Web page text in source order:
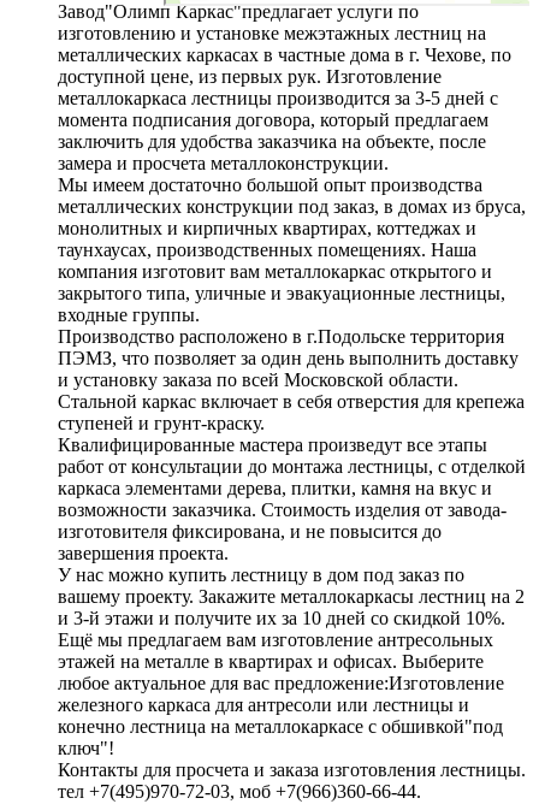
Завод"Олимп Каркас"предлагает услуги по
изготовлению и установке межэтажных лестниц на
металлических каркасах в частные дома в г. Чехове, по
доступной цене, из первых рук. Изготовление
металлокаркаса лестницы производится за 3-5 дней с
момента подписания договора, который предлагаем
заключить для удобства заказчика на объекте, после
замера и просчета металлоконструкции.
Мы имеем достаточно большой опыт производства
металлических конструкции под заказ, в домах из бруса,
монолитных и кирпичных квартирах, коттеджах и
таунхаусах, производственных помещениях. Наша
компания изготовит вам металлокаркас открытого и
закрытого типа, уличные и эвакуационные лестницы,
входные группы.
Производство расположено в г.Подольске территория
ПЭМЗ, что позволяет за один день выполнить доставку
и установку заказа по всей Московской области.
Стальной каркас включает в себя отверстия для крепежа
ступеней и грунт-краску.
Квалифицированные мастера произведут все этапы
работ от консультации до монтажа лестницы, с отделкой
каркаса элементами дерева, плитки, камня на вкус и
возможности заказчика. Стоимость изделия от завода-
изготовителя фиксирована, и не повысится до
завершения проекта.
У нас можно купить лестницу в дом под заказ по
вашему проекту. Закажите металлокаркасы лестниц на 2
и 3-й этажи и получите их за 10 дней со скидкой 10%.
Ещё мы предлагаем вам изготовление антресольных
этажей на металле в квартирах и офисах. Выберите
любое актуальное для вас предложение:Изготовление
железного каркаса для антресоли или лестницы и
конечно лестница на металлокаркасе с обшивкой"под
ключ"!
Контакты для просчета и заказа изготовления лестницы.
тел +7(495)970-72-03, моб +7(966)360-66-44.